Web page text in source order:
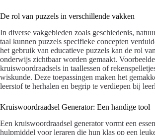
De rol van puzzels in verschillende vakken
In diverse vakgebieden zoals geschiedenis,
taal kunnen puzzels specifieke concepten
het gebruik van educatieve puzzels kan de rol
onderwijs zichtbaar worden gemaakt.
kruiswoordraadsels in taallessen of
wiskunde. Deze toepassingen maken het
leerstof te herhalen en begrip te verdiepen bij
Kruiswoordraadsel Generator: Een handige tool
Een kruiswoordraadsel generator vormt een
hulpmiddel voor leraren die hun klas op een